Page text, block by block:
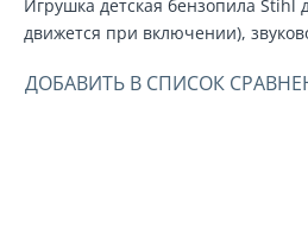
Игрушка детская бензопила Stihl
движется при включении),
ДОБАВИТЬ В СПИСОК